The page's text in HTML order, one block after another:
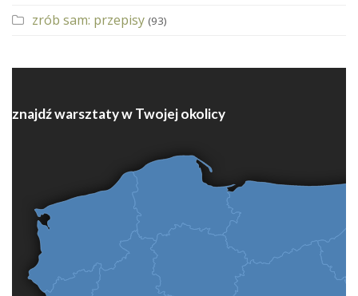
zrób sam: przepisy (93)
znajdź warsztaty w Twojej okolicy